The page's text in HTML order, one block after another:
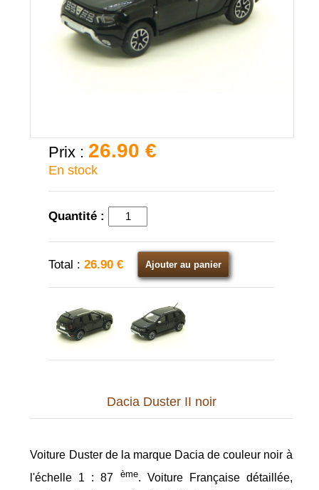
Prix : 26.90 €
En stock
Quantité :
Total :26.90 € Ajouter au panier
Dacia Duster II noir
Voiture Duster de la marque Dacia de couleur noir à
l'échelle 1 : 87 ème. Voiture Française détaillée,